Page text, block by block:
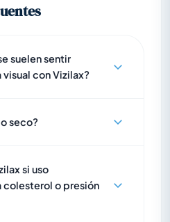
suelen sentir
con Vizilax?
seco?
si uso
colesterol o presión